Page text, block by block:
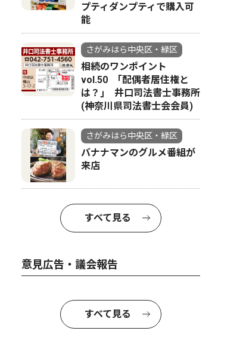
プティダンプティで購入可
能
さがみはら中央区・緑区
相続のワンポイント
vol.50 ｢配偶者居住権と
は？｣ 井口司法書士事務所
(神奈川県司法書士会会員)
さがみはら中央区・緑区
バナナマンのグルメ番組が
来店
すべて見る
意見広告・議会報告
すべて見る